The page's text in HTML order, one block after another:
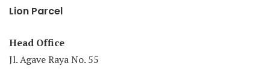
Lion Parcel
Head Office
Jl. Agave Raya No. 55